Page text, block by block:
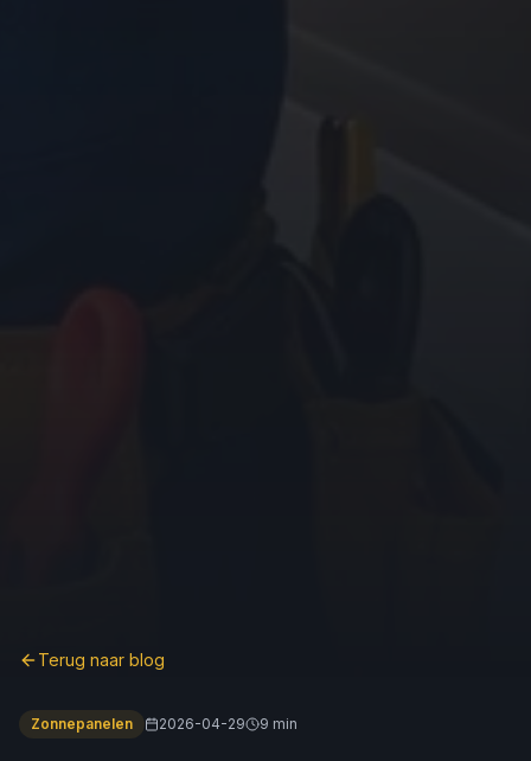
Terug naar blog
Zonnepanelen 2026-04-29 9 min